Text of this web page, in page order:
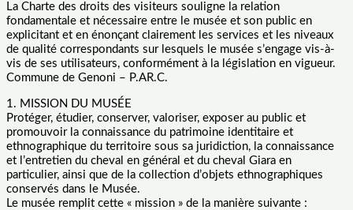
La Charte des droits des visiteurs souligne la relation
fondamentale et nécessaire entre le musée et son public en
explicitant et en énonçant clairement les services et les niveaux
de qualité correspondants sur lesquels le musée s’engage vis-à-
vis de ses utilisateurs, conformément à la législation en vigueur.
Commune de Genoni – P.AR.C.
1. MISSION DU MUSÉE
Protéger, étudier, conserver, valoriser, exposer au public et
promouvoir la connaissance du patrimoine identitaire et
ethnographique du territoire sous sa juridiction, la connaissance
et l’entretien du cheval en général et du cheval Giara en
particulier, ainsi que de la collection d’objets ethnographiques
conservés dans le Musée.
Le musée remplit cette « mission » de la manière suivante :